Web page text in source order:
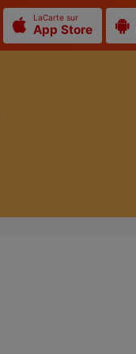
LaCarte sur
App Store